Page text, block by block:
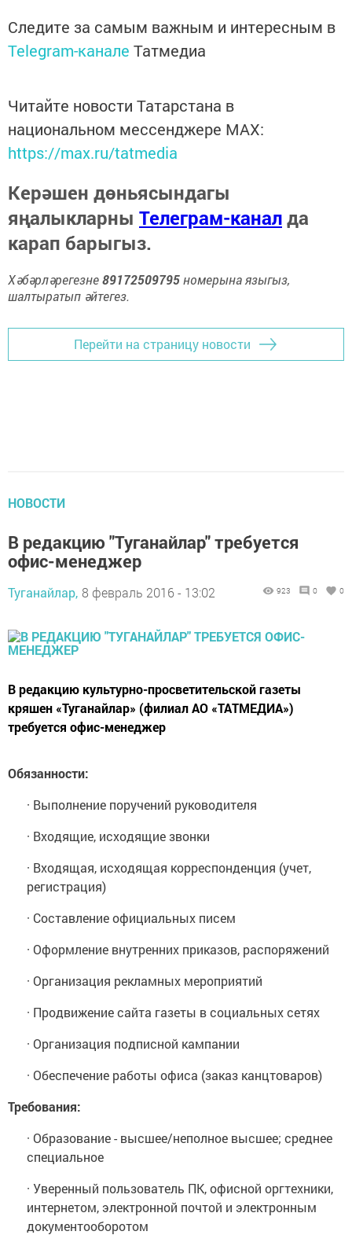
Следите за самым важным и интересным в
Telegram-канале Татмедиа
Читайте новости Татарстана в
национальном мессенджере MАХ:
https://max.ru/tatmedia
Керәшен дөньясындагы
яңалыкларны Телеграм-каналда
карап барыгыз.
Хәбәрләрегезне89172509795номерына языгыз,
шалтыратып әйтегез.
Перейти на страницу новости
НОВОСТИ
В редакцию "Туганайлар" требуется
офис-менеджер
Туганайлар, 8 февраль 2016 - 13:02 923 0 0
В редакцию культурно-просветительской газеты
кряшен «Туганайлар» (филиал АО «ТАТМЕДИА»)
требуется офис-менеджер
Обязанности:
· Выполнение поручений руководителя
· Входящие, исходящие звонки
· Входящая, исходящая корреспонденция (учет,
регистрация)
· Составление официальных писем
· Оформление внутренних приказов, распоряжений
· Организация рекламных мероприятий
· Продвижение сайта газеты в социальных сетях
· Организация подписной кампании
· Обеспечение работы офиса (заказ канцтоваров)
Требования:
· Образование - высшее/неполное высшее; среднее
специальное
· Уверенный пользователь ПК, офисной оргтехники,
интернетом, электронной почтой и электронным
документооборотом